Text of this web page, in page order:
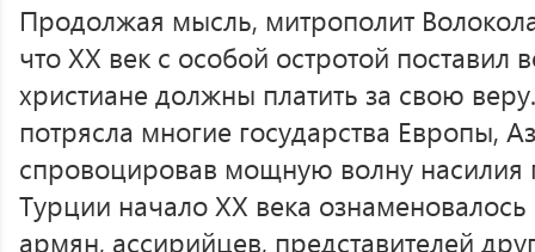
Продолжая мысль, митрополит
что ХХ век с особой остротой поставил
христиане должны платить за свою
потрясла многие государства Европы,
спровоцировав мощную волну насилия
Турции начало ХХ века
армян, ассирийцев, представителей